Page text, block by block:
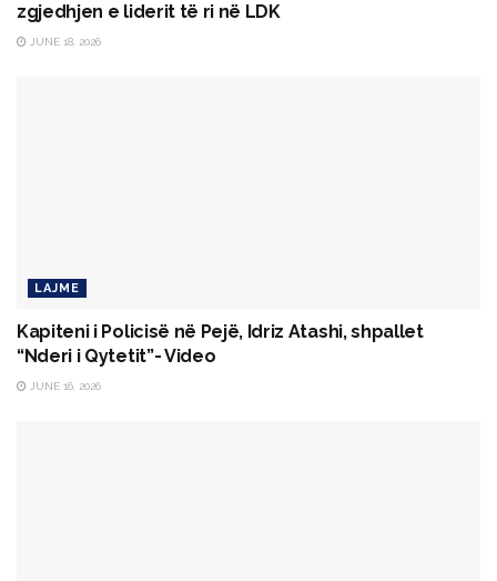
zgjedhjen e liderit të ri në LDK
JUNE 18, 2026
LAJME
Kapiteni i Policisë në Pejë, Idriz Atashi, shpallet
“Nderi i Qytetit”- Video
JUNE 16, 2026